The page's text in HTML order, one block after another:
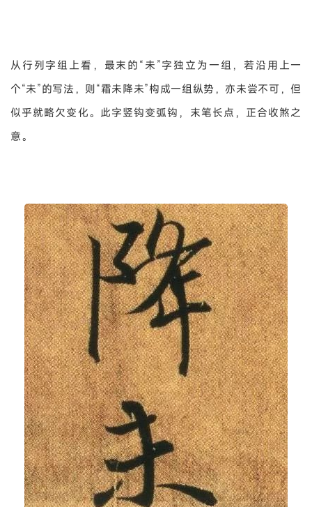
从行列字组上看，最末的“未”字独立为一组，若沿用上一
个“未”的写法，则“霜未降未”构成一组纵势，亦未尝不可，但
似乎就略欠变化。此字竖钩变弧钩，末笔长点，正合收煞之
意。